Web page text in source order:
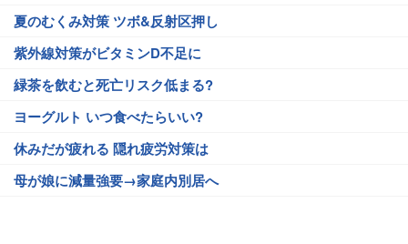
夏のむくみ対策 ツボ&反射区押し
紫外線対策がビタミンD不足に
緑茶を飲むと死亡リスク低まる?
ヨーグルト いつ食べたらいい?
休みだが疲れる 隠れ疲労対策は
母が娘に減量強要→家庭内別居へ